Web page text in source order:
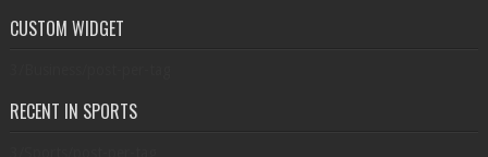
CUSTOM WIDGET
RECENT IN SPORTS